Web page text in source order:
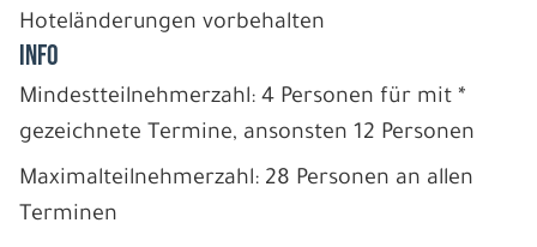
Hoteländerungen vorbehalten
INFO
Mindestteilnehmerzahl: 4 Personen für mit *
gezeichnete Termine, ansonsten 12 Personen
Maximalteilnehmerzahl: 28 Personen an allen
Terminen